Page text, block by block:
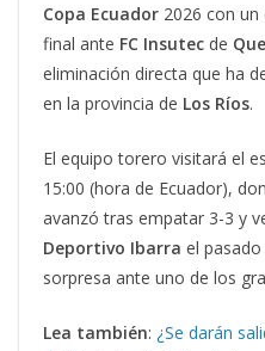
Copa Ecuador 2026 con un
final ante FC Insutec de
eliminación directa que ha
en la provincia de Los Ríos.
El equipo torero visitará el
15:00 (hora de Ecuador),
avanzó tras empatar 3-3 y
Deportivo Ibarra el
sorpresa ante uno de los
Lea también: ¿Se darán